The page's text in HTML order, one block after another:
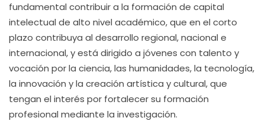
fundamental contribuir a la formación de capital
intelectual de alto nivel académico, que en el corto
plazo contribuya al desarrollo regional, nacional e
internacional, y está dirigido a jóvenes con talento y
vocación por la ciencia, las humanidades, la tecnología,
la innovación y la creación artística y cultural, que
tengan el interés por fortalecer su formación
profesional mediante la investigación.